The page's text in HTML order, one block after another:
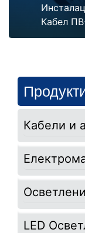
Кабел
Кабели и
LED